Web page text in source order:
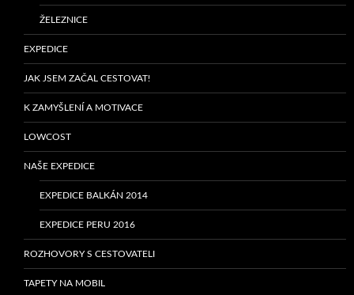
ŽELEZNICE
EXPEDICE
JAK JSEM ZAČAL CESTOVAT!
K ZAMYŠLENÍ A MOTIVACE
LOWCOST
NAŠE EXPEDICE
EXPEDICE BALKÁN 2014
EXPEDICE PERU 2016
ROZHOVORY S CESTOVATELI
TAPETY NA MOBIL